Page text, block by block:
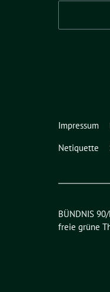
Impressum
Netiquette
BÜNDNIS
freie grüne